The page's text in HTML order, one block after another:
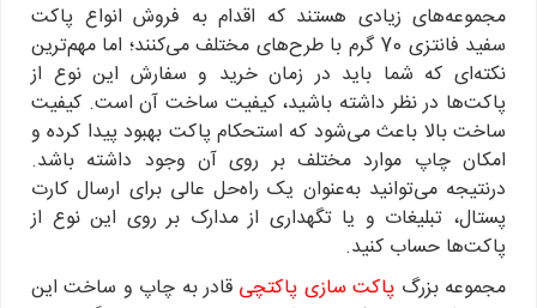
مجموعه‌های زیادی هستند که اقدام به فروش انواع پاکت
سفید فانتزی 70 گرم با طرح‌های مختلف می‌کنند؛ اما مهم‌ترین
نکته‌ای که شما باید در زمان خرید و سفارش این نوع از
پاکت‌ها در نظر داشته باشید، کیفیت ساخت آن است. کیفیت
ساخت بالا باعث می‌شود که استحکام پاکت بهبود پیدا کرده و
امکان چاپ موارد مختلف بر روی آن وجود داشته باشد.
درنتیجه می‌توانید به‌عنوان یک راه‌حل عالی برای ارسال کارت
پستال، تبلیغات و یا تگهداری از مدارک بر روی این نوع از
پاکت‌ها حساب کنید.
مجموعه بزرگ پاکت سازی پاکتچی قادر به چاپ و ساخت این